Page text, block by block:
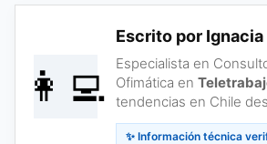
👩‍💻
Escrito por
Especialista en
Ofimática en
tendencias en Chile
✨ Información técnica